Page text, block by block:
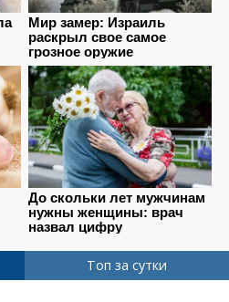
Топ за сутки